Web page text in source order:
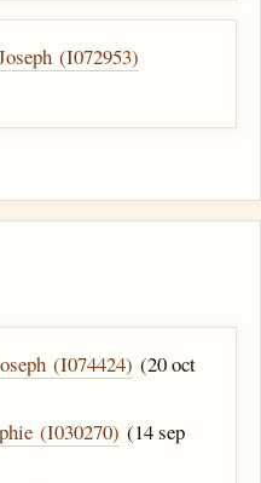
(I072953)
(I074424) (20 oct
(I030270) (14 sep